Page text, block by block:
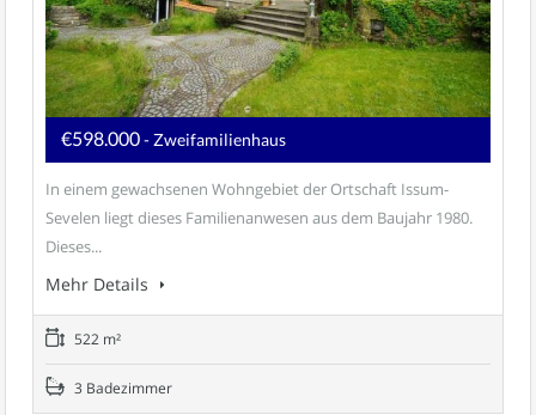
€598.000- Zweifamilienhaus
In einem gewachsenen Wohngebiet der Ortschaft Issum-
Sevelen liegt dieses Familienanwesen aus dem Baujahr 1980.
Dieses...
Mehr Details
522 m²
3 Badezimmer